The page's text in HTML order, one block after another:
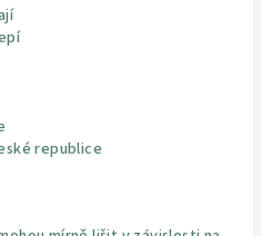
republice